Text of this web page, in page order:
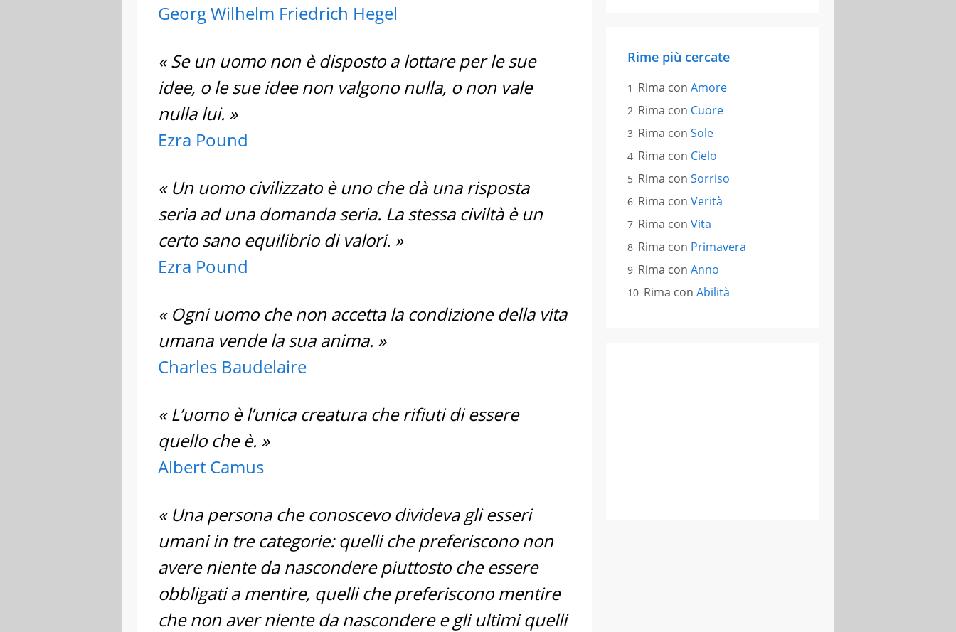
Georg Wilhelm Friedrich Hegel
« Se un uomo non è disposto a lottare per le sue
idee, o le sue idee non valgono nulla, o non vale
nulla lui. »
Ezra Pound
« Un uomo civilizzato è uno che dà una risposta
seria ad una domanda seria. La stessa civiltà è un
certo sano equilibrio di valori. »
Ezra Pound
« Ogni uomo che non accetta la condizione della vita
umana vende la sua anima. »
Charles Baudelaire
« L’uomo è l’unica creatura che rifiuti di essere
quello che è. »
Albert Camus
« Una persona che conoscevo divideva gli esseri
umani in tre categorie: quelli che preferiscono non
avere niente da nascondere piuttosto che essere
obbligati a mentire, quelli che preferiscono mentire
che non aver niente da nascondere e gli ultimi quelli
Rime più cercate
Rima con Amore
Rima con Cuore
Rima con Sole
Rima con Cielo
Rima con Sorriso
Rima con Verità
Rima con Vita
Rima con Primavera
Rima con Anno
Rima con Abilità